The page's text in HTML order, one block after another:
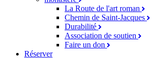
La Route de l'art roman
Chemin de Saint-Jacques
Durabilité
Association de soutien
Faire un don
Réserver